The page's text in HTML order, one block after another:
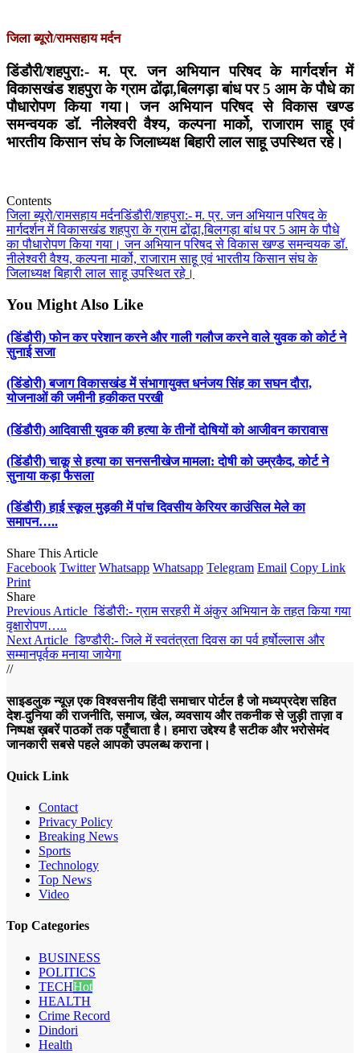
जिला ब्यूरो/रामसहाय मर्दन
डिंडौरी/शहपुरा:- म. प्र. जन अभियान परिषद के मार्गदर्शन में
विकासखंड शहपुरा के ग्राम ढोंढ़ा,बिलगड़ा बांध पर 5 आम के पौधे का
पौधारोपण किया गया। जन अभियान परिषद से विकास खण्ड
समन्वयक डॉ. नीलेश्वरी वैश्य, कल्पना मार्को, राजाराम साहू एवं
भारतीय किसान संघ के जिलाध्यक्ष बिहारी लाल साहू उपस्थित रहे।
Contents
जिला ब्यूरो/रामसहाय मर्दनडिंडौरी/शहपुरा:- म. प्र. जन अभियान परिषद के
मार्गदर्शन में विकासखंड शहपुरा के ग्राम ढोंढ़ा,बिलगड़ा बांध पर 5 आम के पौधे
का पौधारोपण किया गया। जन अभियान परिषद से विकास खण्ड समन्वयक डॉ.
नीलेश्वरी वैश्य, कल्पना मार्को, राजाराम साहू एवं भारतीय किसान संघ के
जिलाध्यक्ष बिहारी लाल साहू उपस्थित रहे।
You Might Also Like
(डिंडौरी) फोन कर परेशान करने और गाली गलौज करने वाले युवक को कोर्ट ने
सुनाई सजा
(डिंडोरी) बजाग विकासखंड में संभागायुक्त धनंजय सिंह का सघन दौरा,
योजनाओं की जमीनी हकीकत परखी
(डिंडौरी) आदिवासी युवक की हत्या के तीनों दोषियों को आजीवन कारावास
(डिंडौरी) चाकू से हत्या का सनसनीखेज मामला: दोषी को उम्रकैद, कोर्ट ने
सुनाया कड़ा फैसला
(डिंडौरी) हाई स्कूल मुड़की में पांच दिवसीय केरियर काउंसिल मेले का
समापन…..
Share This Article
Facebook Twitter Whatsapp Whatsapp Telegram Email Copy Link
Print
Share
Previous Article डिंडौरी:- ग्राम सरहरी में अंकुर अभियान के तहत किया गया
वृक्षारोपण…..
Next Article डिण्डौरी:- जिले में स्वतंत्रता दिवस का पर्व हर्षोल्लास और
सम्मानपूर्वक मनाया जायेगा
//
साइडलुक न्यूज़ एक विश्वसनीय हिंदी समाचार पोर्टल है जो मध्यप्रदेश सहित
देश-दुनिया की राजनीति, समाज, खेल, व्यवसाय और तकनीक से जुड़ी ताज़ा व
निष्पक्ष ख़बरें पाठकों तक पहुँचाता है। हमारा उद्देश्य है सटीक और भरोसेमंद
जानकारी सबसे पहले आपको उपलब्ध कराना।
Quick Link
Contact
Privacy Policy
Breaking News
Sports
Technology
Top News
Video
Top Categories
BUSINESS
POLITICS
TECHHot
HEALTH
Crime Record
Dindori
Health